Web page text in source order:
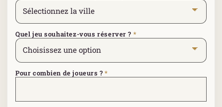
Quel jeu souhaitez-vous réserver ? *
Pour combien de joueurs ?*